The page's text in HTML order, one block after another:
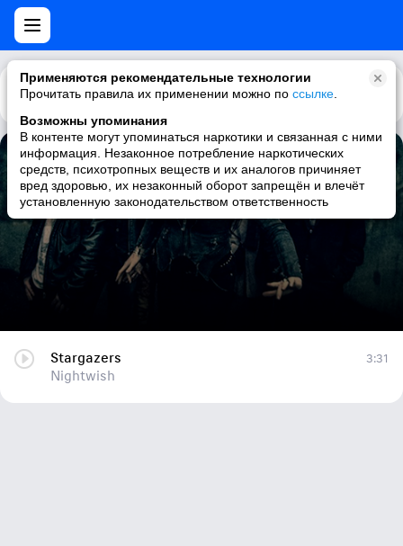
Применяются рекомендательные технологии
Прочитать правила их применении можно по ссылке
Возможны упоминания
В контенте могут упоминаться наркотики и связанная с ними
информация. Незаконное потребление наркотических
средств, психотропных веществ и их аналогов причиняет
вред здоровью, их незаконный оборот запрещён и влечёт
установленную законодательством ответственность
Каталог Рекомендации
Stargazers
Nightwish
Stargazers
Nightwish
3:31